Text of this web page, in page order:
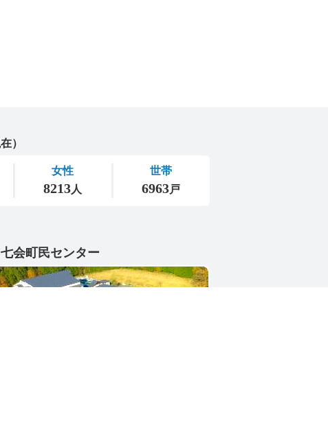
七会町民センター